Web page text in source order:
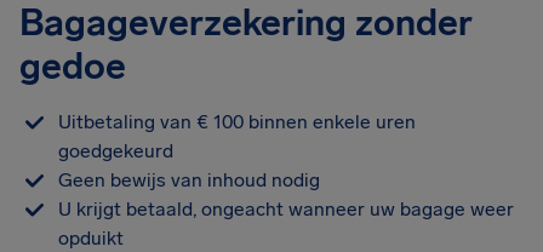
Bagageverzekering zonder
gedoe
Uitbetaling van € 100 binnen enkele uren
goedgekeurd
Geen bewijs van inhoud nodig
U krijgt betaald, ongeacht wanneer uw bagage weer
opduikt